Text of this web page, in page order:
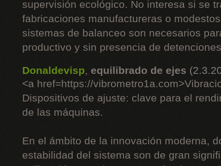
supervisión ecológico. No interesa si se
fabricaciones manufactureras o
sistemas de balanceo son necesarios
productivo y sin presencia de
Donaldevisp, equilibrado de ejes
<a href=https://
Dispositivos de ajuste: clave para el
de las máquinas.
En el ámbito de la innovación moderna,
estabilidad del sistema son de gran